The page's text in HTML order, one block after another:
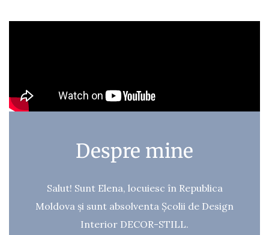
Despre mine
Salut! Sunt Elena, locuiesc în Republica
Moldova și sunt absolventa Școlii de Design
Interior DECOR-STILL.